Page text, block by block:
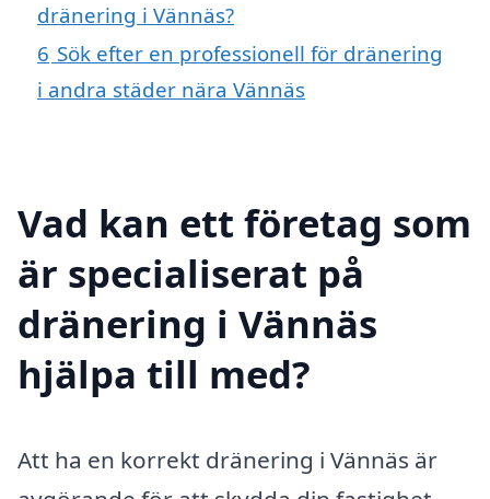
dränering i Vännäs?
6 Sök efter en professionell för dränering
i andra städer nära Vännäs
Vad kan ett företag som
är specialiserat på
dränering i Vännäs
hjälpa till med?
Att ha en korrekt dränering i Vännäs är